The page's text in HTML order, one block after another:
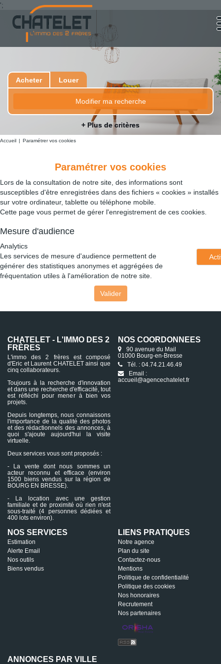
';
Acheter Louer
Modifier ma recherche
+ Plus de critères
Accueil Paramétrer vos cookies
Paramétrer vos cookies
Lors de la consultation de notre site, des informations sont
susceptibles d'être enregistrées dans des fichiers « cookies » installés
sur votre ordinateur, tablette ou téléphone mobile.
Cette page vous permet de gérer l'enregistrement de ces cookies.
Mesure d'audience
Analytics
Les services de mesure d'audience permettent de
générer des statistiques anonymes et aggrégées de
fréquentation utiles à l'amélioration de notre site.
Valider
CHATELET - L'IMMO DES 2
FRÈRES
L'immo des 2 frères est composé
d'Eric et Laurent CHATELET ainsi que
cinq collaborateurs.
Toujours à la recherche d'innovation
et dans une recherche d'efficacité, tout
est réfléchi pour mener à bien vos
projets.
Depuis longtemps, nous connaissons
l'importance de la qualité des photos
et des rédactionnels des annonces, à
quoi s'ajoute aujourd'hui la visite
virtuelle.
Deux services vous sont proposés :
- La vente dont nous sommes un
acteur reconnu et efficace (environ
1500 biens vendus sur la région de
BOURG EN BRESSE).
- La location avec une gestion
familiale et de proximité où rien n'est
sous-traité (4 personnes dédiées et
400 lots environ).
NOS COORDONNÉES
90 avenue du Mail
01000 Bourg-en-Bresse
Tél. : 04.74.21.46.49
Email :
accueil@agencechatelet.fr
NOS SERVICES
Estimation
Alerte Email
Nos outils
Biens vendus
LIENS PRATIQUES
Notre agence
Plan du site
Contactez-nous
Mentions
Politique de confidentialité
Politique des cookies
Nos honoraires
Recrutement
Nos partenaires
ANNONCES PAR VILLE